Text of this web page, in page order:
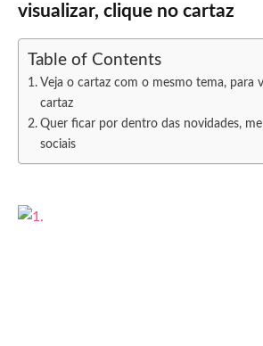
visualizar, clique no cartaz
Table of Contents
Veja o cartaz com o mesmo tema, para
cartaz
Quer ficar por dentro das novidades, me
sociais